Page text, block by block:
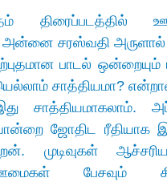
திரைப்படத்தில்
அன்னை சரஸ்வதி அருளால்
பாடல் ஒன்றையும்
சாத்தியமா?
சாத்தியமாகலாம்.
ஜோதிட ரீதியாக
முடிவுகள்
பேசவும்